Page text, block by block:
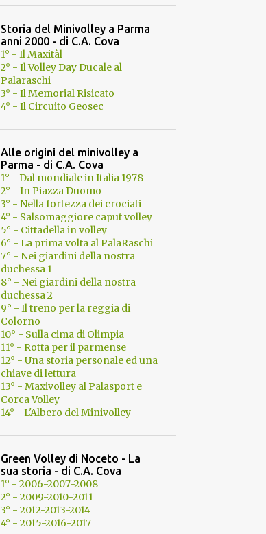
Storia del Minivolley a Parma
anni 2000 - di C.A. Cova
1° - Il Maxitàl
2° - Il Volley Day Ducale al
Palaraschi
3° - Il Memorial Risicato
4° - Il Circuito Geosec
Alle origini del minivolley a
Parma - di C.A. Cova
1° - Dal mondiale in Italia 1978
2° - In Piazza Duomo
3° - Nella fortezza dei crociati
4° - Salsomaggiore caput volley
5° - Cittadella in volley
6° - La prima volta al PalaRaschi
7° - Nei giardini della nostra
duchessa 1
8° - Nei giardini della nostra
duchessa 2
9° - Il treno per la reggia di
Colorno
10° - Sulla cima di Olimpia
11° - Rotta per il parmense
12° - Una storia personale ed una
chiave di lettura
13° - Maxivolley al Palasport e
Corca Volley
14° - L'Albero del Minivolley
Green Volley di Noceto - La
sua storia - di C.A. Cova
1° - 2006-2007-2008
2° - 2009-2010-2011
3° - 2012-2013-2014
4° - 2015-2016-2017